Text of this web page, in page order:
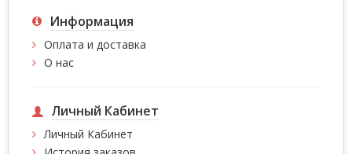
Информация
Оплата и доставка
О нас
Личный Кабинет
Личный Кабинет